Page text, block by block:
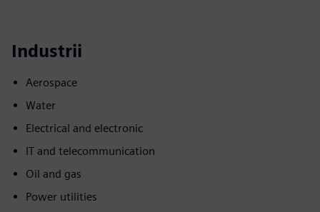
Industrii
Aerospace
Water
Electrical and electronic
IT and telecommunication
Oil and gas
Power utilities